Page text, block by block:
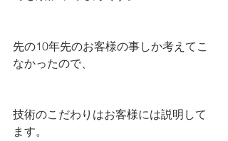
先の10年先のお客様の事しか考えてこ
なかったので、
技術のこだわりはお客様には説明して
ます。